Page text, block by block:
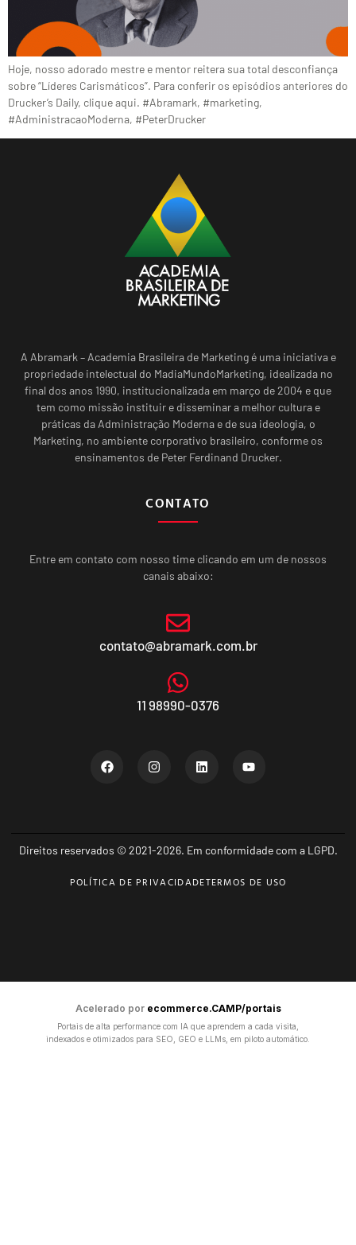
Hoje, nosso adorado mestre e mentor reitera sua total desconfiança
sobre “Líderes Carismáticos”. Para conferir os episódios anteriores do
Drucker’s Daily, clique aqui. #Abramark, #marketing,
#AdministracaoModerna, #PeterDrucker
A Abramark – Academia Brasileira de Marketing é uma iniciativa e
propriedade intelectual do MadiaMundoMarketing, idealizada no
final dos anos 1990, institucionalizada em março de 2004 e que
tem como missão instituir e disseminar a melhor cultura e
práticas da Administração Moderna e de sua ideologia, o
Marketing, no ambiente corporativo brasileiro, conforme os
ensinamentos de Peter Ferdinand Drucker.
CONTATO
Entre em contato com nosso time clicando em um de nossos
canais abaixo:
contato@abramark.com.br
11 98990-0376
Direitos reservados © 2021-2026. Em conformidade com a LGPD.
POLÍTICA DE PRIVACIDADETERMOS DE USO
Acelerado por ecommerce.CAMP/portais
Portais de alta performance com IA que aprendem a cada visita,
indexados e otimizados para SEO, GEO e LLMs, em piloto automático.